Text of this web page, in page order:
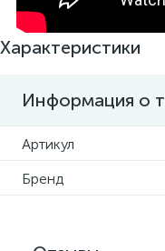
Характеристики
Информация о
Артикул
Бренд